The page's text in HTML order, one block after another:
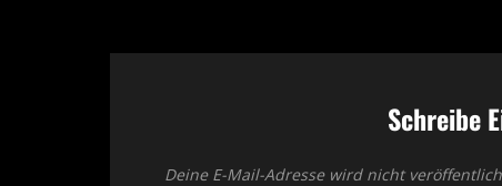
Schreibe
Deine E-Mail-Adresse wird nicht